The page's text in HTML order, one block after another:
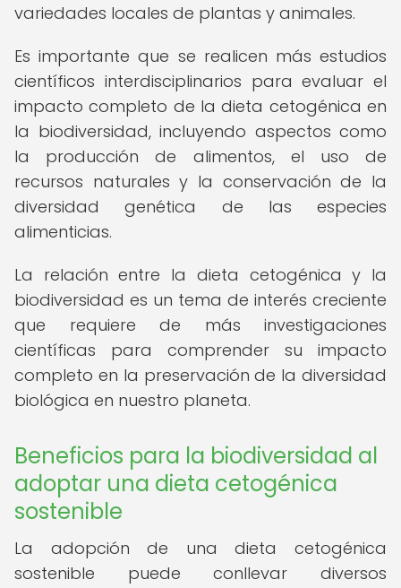
variedades locales de plantas y animales.
Es importante que se realicen más estudios
científicos interdisciplinarios para evaluar el
impacto completo de la dieta cetogénica en
la biodiversidad, incluyendo aspectos como
la producción de alimentos, el uso de
recursos naturales y la conservación de la
diversidad genética de las especies
alimenticias.
La relación entre la dieta cetogénica y la
biodiversidad es un tema de interés creciente
que requiere de más investigaciones
científicas para comprender su impacto
completo en la preservación de la diversidad
biológica en nuestro planeta.
Beneficios para la biodiversidad al
adoptar una dieta cetogénica
sostenible
La adopción de una dieta cetogénica
sostenible puede conllevar diversos